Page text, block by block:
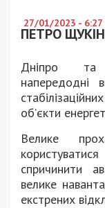
27/01/2023 - 6:27
ПЕТРО ЩУКІН
Дніпро та
напередодні
об’єкти
Велике
спричинити
велике
екстрених